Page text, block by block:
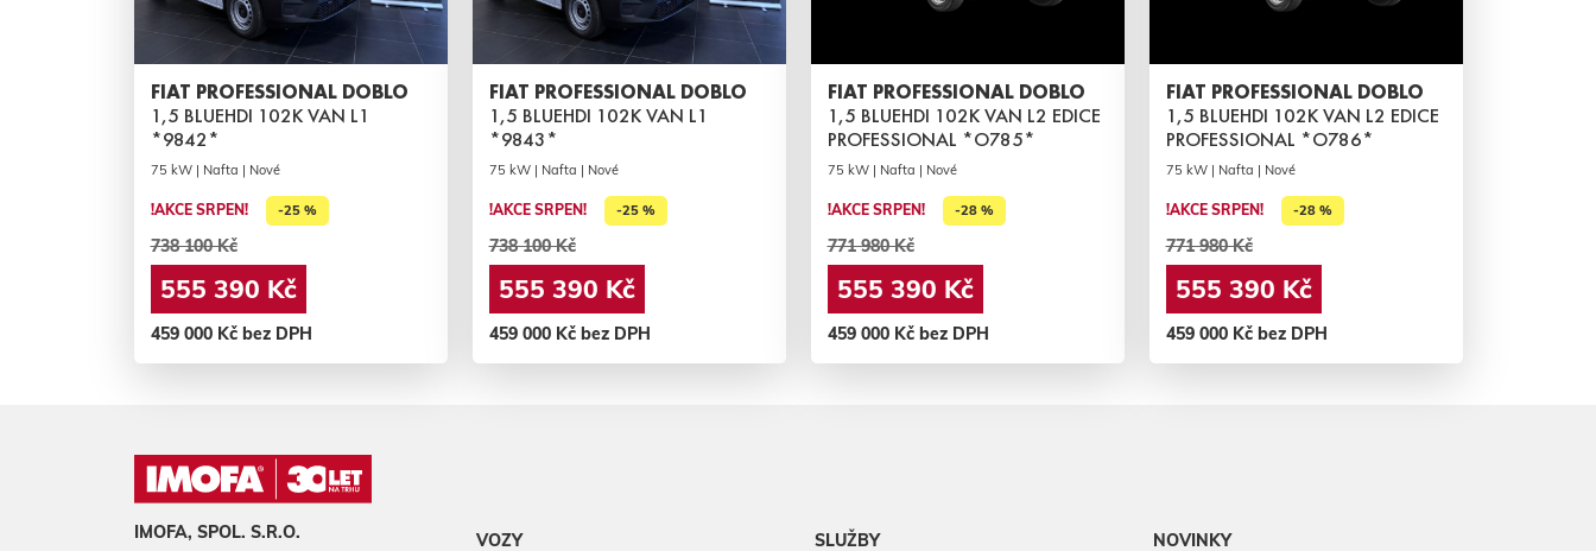
FIAT PROFESSIONAL DOBLO
1,5 BLUEHDI 102K VAN L1
*9842*
75 kW | Nafta | Nové
!AKCE SRPEN! -25 %
738 100 Kč
555 390 Kč
459 000 Kč bez DPH
FIAT PROFESSIONAL DOBLO
1,5 BLUEHDI 102K VAN L1
*9843*
75 kW | Nafta | Nové
!AKCE SRPEN! -25 %
738 100 Kč
555 390 Kč
459 000 Kč bez DPH
FIAT PROFESSIONAL DOBLO
1,5 BLUEHDI 102K VAN L2 EDICE
PROFESSIONAL *O785*
75 kW | Nafta | Nové
!AKCE SRPEN! -28 %
771 980 Kč
555 390 Kč
459 000 Kč bez DPH
FIAT PROFESSIONAL DOBLO
1,5 BLUEHDI 102K VAN L2 EDICE
PROFESSIONAL *O786*
75 kW | Nafta | Nové
!AKCE SRPEN! -28 %
771 980 Kč
555 390 Kč
459 000 Kč bez DPH
IMOFA, SPOL. S.R.O. VOZY SLUŽBY NOVINKY